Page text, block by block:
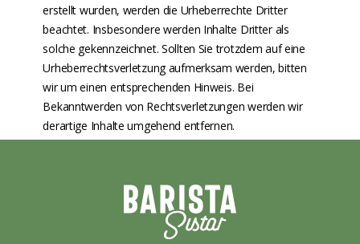
erstellt wurden, werden die Urheberrechte Dritter
beachtet. Insbesondere werden Inhalte Dritter als
solche gekennzeichnet. Sollten Sie trotzdem auf eine
Urheberrechtsverletzung aufmerksam werden, bitten
wir um einen entsprechenden Hinweis. Bei
Bekanntwerden von Rechtsverletzungen werden wir
derartige Inhalte umgehend entfernen.‍